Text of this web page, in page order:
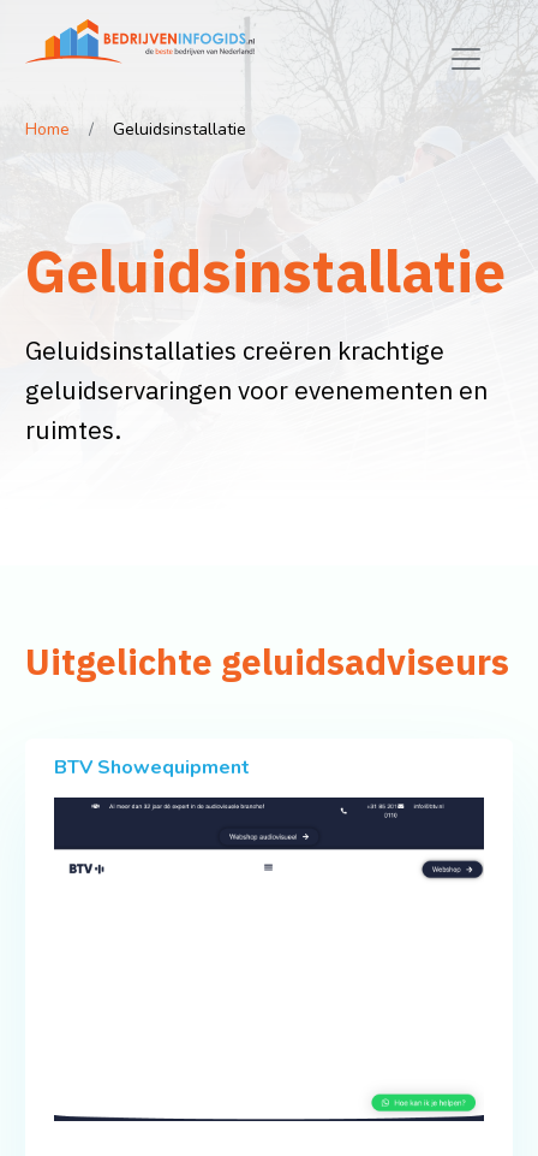
Home Geluidsinstallatie
Geluidsinstallatie
Geluidsinstallaties creëren krachtige
geluidservaringen voor evenementen en
ruimtes.
Uitgelichte geluidsadviseurs
BTV Showequipment